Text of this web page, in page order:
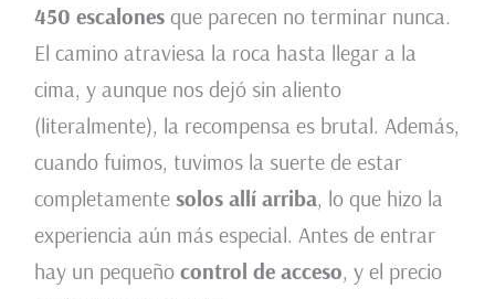
450 escalonesque parecen no terminar nunca.
El camino atraviesa la roca hasta llegar a la
cima, y aunque nos dejó sin aliento
(literalmente), la recompensa es brutal. Además,
cuando fuimos, tuvimos la suerte de estar
completamente solos allí arriba, lo que hizo la
experiencia aún más especial. Antes de entrar
hay un pequeño control de acceso, y el precio